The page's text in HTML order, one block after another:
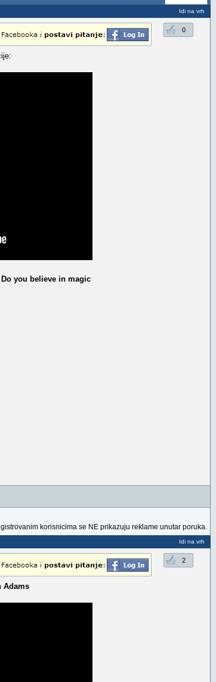
Idi na vrh
0
you believe in magic
korisnicima se NE prikazuju reklame unutar poruka.
Idi na vrh
2
Adams